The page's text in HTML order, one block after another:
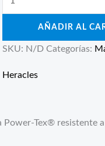
AÑADIR AL
SKU: N/D Categorías:
Heracles
Tex® resistente